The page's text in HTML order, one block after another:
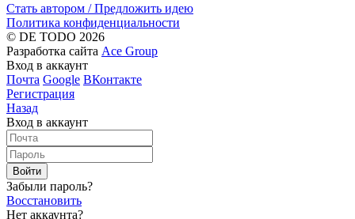
Стать автором / Предложить идею
Политика конфиденциальности
© DE TODO 2026
Разработка сайта Ace Group
Вход в аккаунт
Почта Google ВКонтакте
Регистрация
Назад
Вход в аккаунт
Войти
Забыли пароль?
Восстановить
Нет аккаунта?